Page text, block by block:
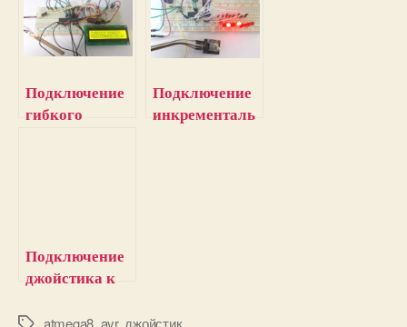
Подключение
гибкого
Подключение
инкременталь
Подключение
джойстика к
леру PIC
atmega8, avr, джойстик